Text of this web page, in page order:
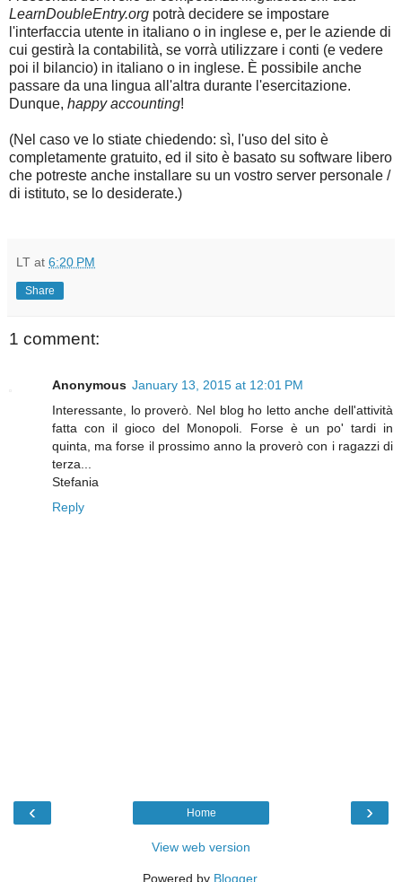
LearnDoubleEntry.org potrà decidere se impostare
l'interfaccia utente in italiano o in inglese e, per le aziende di
cui gestirà la contabilità, se vorrà utilizzare i conti (e vedere
poi il bilancio) in italiano o in inglese. È possibile anche
passare da una lingua all'altra durante l'esercitazione.
Dunque, happy accounting!
(Nel caso ve lo stiate chiedendo: sì, l'uso del sito è
completamente gratuito, ed il sito è basato su software libero
che potreste anche installare su un vostro server personale /
di istituto, se lo desiderate.)
LT at 6:20 PM
Share
1 comment:
Anonymous January 13, 2015 at 12:01 PM
Interessante, lo proverò. Nel blog ho letto anche dell'attività
fatta con il gioco del Monopoli. Forse è un po' tardi in
quinta, ma forse il prossimo anno la proverò con i ragazzi di
terza...
Stefania
Reply
‹ ›
Home
View web version
Powered by Blogger.